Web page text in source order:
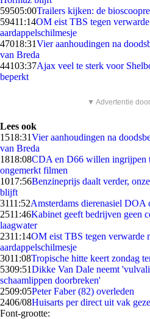
59505:00Trailers kijken: de
59411:14OM eist TBS tegen
aardappelschilmesje
47018:31Vier aanhoudingen na
van Breda
44103:37Ajax veel te sterk voor
beperkt
▼ Advertentie
Lees ook
1518:31Vier aanhoudingen na
van Breda
1818:08CDA en D66 willen ingrijpen
ongemerkt filmen
1017:56Benzineprijs daalt verder,
blijft
3111:52Amsterdams dierenasiel
2511:46Kabinet geeft bedrijven geen
laagwater
2311:14OM eist TBS tegen verwarde
aardappelschilmesje
3011:08Tropische hitte keert zondag
5309:51Dikke Van Dale neemt
schaamlippen doorbreken'
2509:05Peter Faber (82) overleden
2406/08Huisarts per direct uit vak
Font-grootte: